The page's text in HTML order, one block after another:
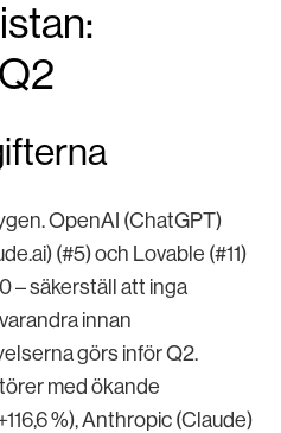
OpenAI (ChatGPT)
(#5) och Lovable (#11)
– säkerställ att inga
innan
görs inför Q2.
med ökande
%), Anthropic (Claude)